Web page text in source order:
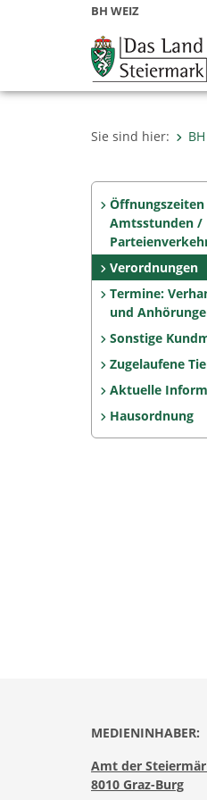
BH WEIZ
Sie sind hier:
Amtsstunden /
Verordnungen
Termine:
und
Sonstige
Zugelaufene
Aktuelle
Hausordnung
MEDIENINHABER:
Amt der
8010 Graz-Burg